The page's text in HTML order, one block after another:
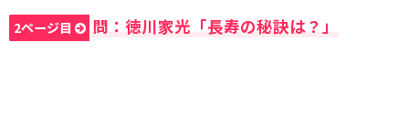
2ページ目 問：徳川家光「長寿の秘訣は？」